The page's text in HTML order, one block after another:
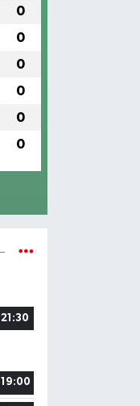
0
0
0
0
0
0
21:30
19:00